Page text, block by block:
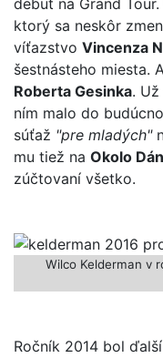
debut na Grand
ktorý sa neskôr
víťazstvo Vincenza
šestnásteho miesta.
Roberta Gesinka.
ním malo do
súťaž "pre mladých"
mu tiež na Okolo
zúčtovaní všetko.
Wilco Kelderman v
Ročník 2014 bol